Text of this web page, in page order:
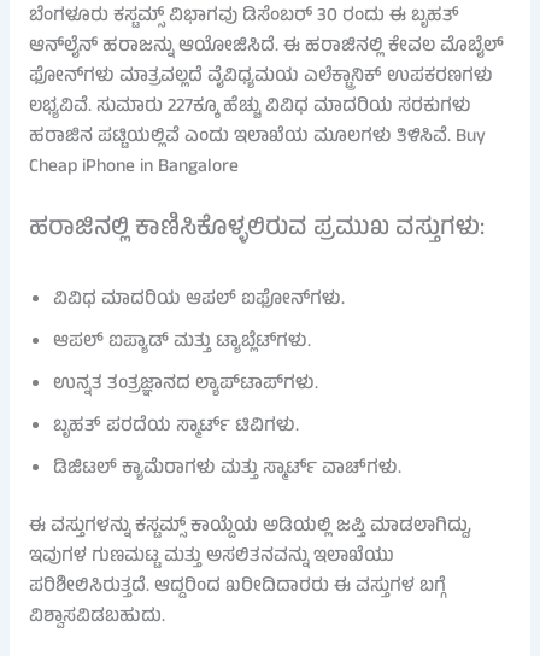
ಬೆಂಗಳೂರು ಕಸ್ಟಮ್ಸ್ ವಿಭಾಗವು ಡಿಸೆಂಬರ್ 30 ರಂದು ಈ ಬೃಹತ್
ಆನ್‌ಲೈನ್ ಹರಾಜನ್ನು ಆಯೋಜಿಸಿದೆ. ಈ ಹರಾಜಿನಲ್ಲಿ ಕೇವಲ ಮೊಬೈಲ್
ಫೋನ್‌ಗಳು ಮಾತ್ರವಲ್ಲದೆ ವೈವಿಧ್ಯಮಯ ಎಲೆಕ್ಟ್ರಾನಿಕ್ ಉಪಕರಣಗಳು
ಲಭ್ಯವಿವೆ. ಸುಮಾರು 227ಕ್ಕೂ ಹೆಚ್ಚು ವಿವಿಧ ಮಾದರಿಯ ಸರಕುಗಳು
ಹರಾಜಿನ ಪಟ್ಟಿಯಲ್ಲಿವೆ ಎಂದು ಇಲಾಖೆಯ ಮೂಲಗಳು ತಿಳಿಸಿವೆ. Buy
Cheap iPhone in Bangalore
ಹರಾಜಿನಲ್ಲಿ ಕಾಣಿಸಿಕೊಳ್ಳಲಿರುವ ಪ್ರಮುಖ ವಸ್ತುಗಳು:
ವಿವಿಧ ಮಾದರಿಯ ಆಪಲ್ ಐಫೋನ್‌ಗಳು.
ಆಪಲ್ ಐಪ್ಯಾಡ್ ಮತ್ತು ಟ್ಯಾಬ್ಲೆಟ್‌ಗಳು.
ಉನ್ನತ ತಂತ್ರಜ್ಞಾನದ ಲ್ಯಾಪ್‌ಟಾಪ್‌ಗಳು.
ಬೃಹತ್ ಪರದೆಯ ಸ್ಮಾರ್ಟ್ ಟಿವಿಗಳು.
ಡಿಜಿಟಲ್ ಕ್ಯಾಮೆರಾಗಳು ಮತ್ತು ಸ್ಮಾರ್ಟ್ ವಾಚ್‌ಗಳು.
ಈ ವಸ್ತುಗಳನ್ನು ಕಸ್ಟಮ್ಸ್ ಕಾಯ್ದೆಯ ಅಡಿಯಲ್ಲಿ ಜಪ್ತಿ ಮಾಡಲಾಗಿದ್ದು,
ಇವುಗಳ ಗುಣಮಟ್ಟ ಮತ್ತು ಅಸಲಿತನವನ್ನು ಇಲಾಖೆಯು
ಪರಿಶೀಲಿಸಿರುತ್ತದೆ. ಆದ್ದರಿಂದ ಖರೀದಿದಾರರು ಈ ವಸ್ತುಗಳ ಬಗ್ಗೆ
ವಿಶ್ವಾಸವಿಡಬಹುದು.